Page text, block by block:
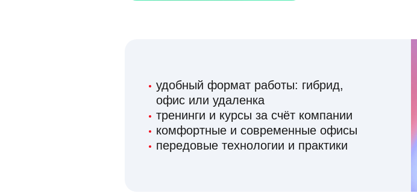
удобный формат работы: гибрид,
офис или удаленка
тренинги и курсы за счёт компании
комфортные и современные офисы
передовые технологии и практики